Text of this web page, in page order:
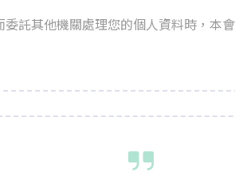
託其他機關處理您的個人資料時，本